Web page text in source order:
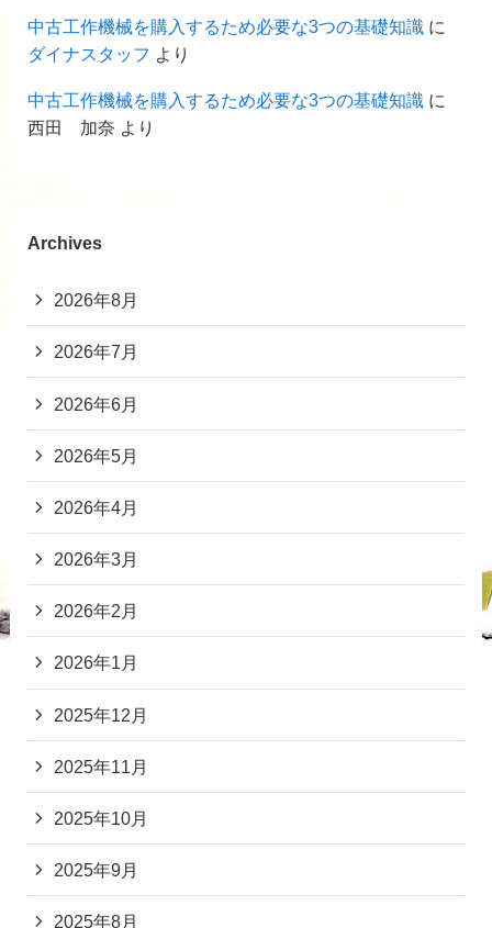
中古工作機械を購入するため必要な3つの基礎知識に
ダイナスタッフ より
中古工作機械を購入するため必要な3つの基礎知識 に
西田 加奈 より
Archives
2026年8月
2026年7月
2026年6月
2026年5月
2026年4月
2026年3月
2026年2月
2026年1月
2025年12月
2025年11月
2025年10月
2025年9月
2025年8月